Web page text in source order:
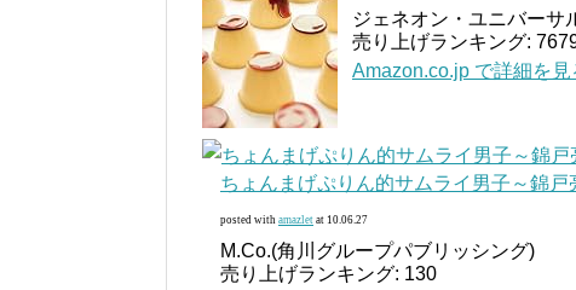
ジェネオン・ユニバーサ
売り上げランキング:
Amazon.co.jp で詳細を見
ちょんまげぷりん的サムライ男子～錦
posted with amazlet at 10.06.27
M.Co.(角川グループパブリッシング)
売り上げランキング: 130